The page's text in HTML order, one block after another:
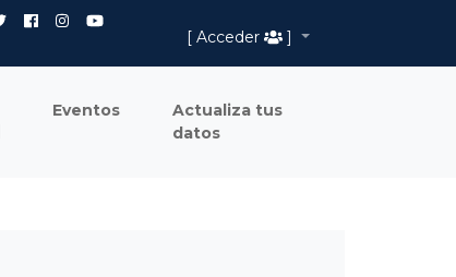
[ Acceder
]
Eventos
Actualiza tus
datos